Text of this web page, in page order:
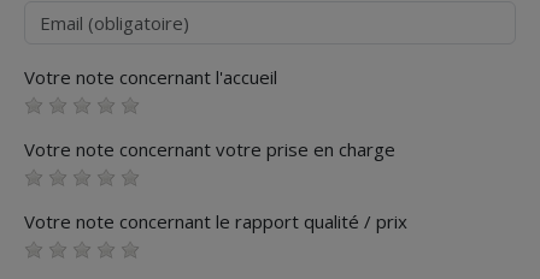
Courriel
Votre note concernant l'accueil
Votre note concernant votre prise en charge
Votre note concernant le rapport qualité / prix